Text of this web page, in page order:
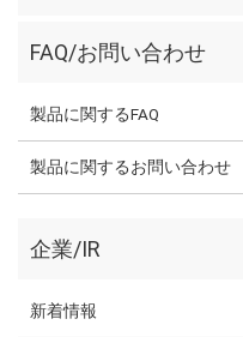
FAQ/お問い合わせ
製品に関するFAQ
製品に関するお問い合わせ
企業/IR
新着情報